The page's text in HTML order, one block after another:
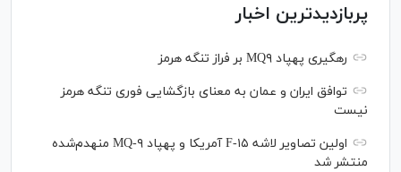
پربازدیدترین اخبار
رهگیری پهپاد MQ۹ بر فراز تنگه هرمز
توافق ایران و عمان به معنای بازگشایی فوری تنگه هرمز
نیست
اولین تصاویر لاشه F-۱۵ آمریکا و پهپاد MQ-۹ منهدم‌شده
منتشر شد